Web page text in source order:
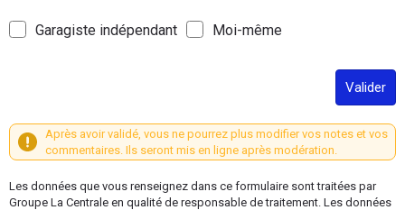
Garagiste indépendant Moi-même
Valider
Après avoir validé, vous ne pourrez plus modifier vos notes et vos
commentaires. Ils seront mis en ligne après modération.
Les données que vous renseignez dans ce formulaire sont traitées par
Groupe La Centrale en qualité de responsable de traitement. Les données